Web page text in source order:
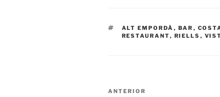
ETIQUETAS
ALT EMPORDÀ , BAR ,
RESTAURANT, RIELLS ,
Navegación
Entrada
ANTERIOR